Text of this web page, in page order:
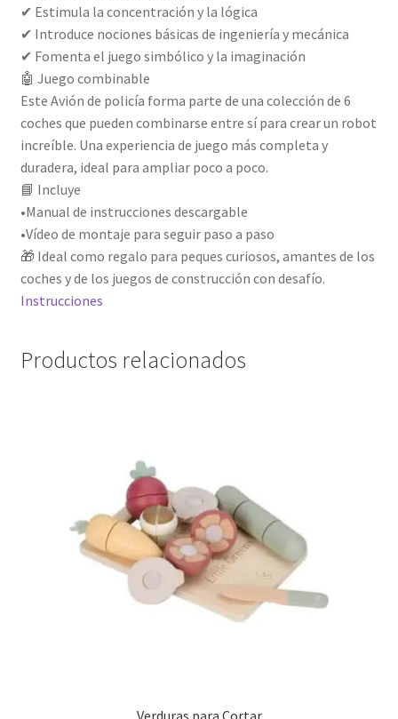
✔ Estimula la concentración y la lógica
✔ Introduce nociones básicas de ingeniería y mecánica
✔ Fomenta el juego simbólico y la imaginación
🤖 Juego combinable
Este Avión de policía forma parte de una colección de 6
coches que pueden combinarse entre sí para crear un robot
increíble. Una experiencia de juego más completa y
duradera, ideal para ampliar poco a poco.
📘 Incluye
•Manual de instrucciones descargable
•Vídeo de montaje para seguir paso a paso
🎁 Ideal como regalo para peques curiosos, amantes de los
coches y de los juegos de construcción con desafío.
Instrucciones
Productos relacionados